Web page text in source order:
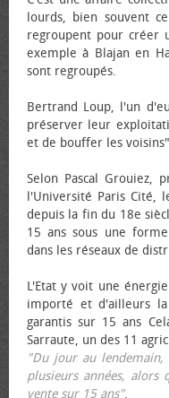
lourds, bien souvent
regroupent pour créer
exemple à Blajan en
sont regroupés.
Bertrand Loup, l'un
préserver leur
et de bouffer les
Selon Pascal Grouiez,
l'Université Paris Cité,
depuis la fin du 18e
15 ans sous une
dans les réseaux de
L'Etat y voit une
importé et d'ailleurs
garantis sur 15 ans
Sarraute, un des 11
"Du jour au
plusieurs années,
vente sur 15 ans".